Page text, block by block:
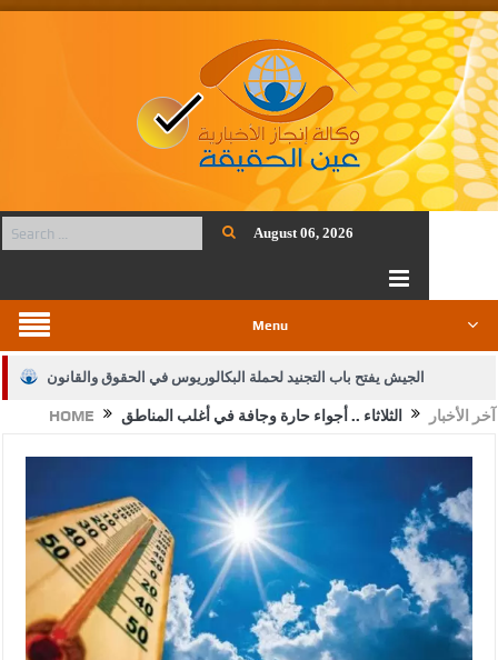
August 06, 2026
Menu
الجيش يفتح باب التجنيد لحملة البكالوريوس في الحقوق والقانون
بيان اجتماع عمّان:دعم الوصاية الهاشمية التاريخية على المقدسات
الإسلامية والمسيحية
النواب يقر مشروع تعديل قانون الملكية العقارية
القاضي يلتقي رؤساء تحرير الصحف اليومية ويؤكد حرص مجلس النواب
على شراكة فاعلة مع الإعلام
HOME آخر الأخبار الثلاثاء .. أجواء حارة وجافة في أغلب المناطق